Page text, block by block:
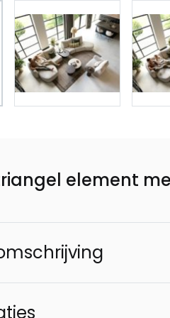
element